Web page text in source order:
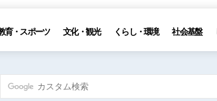
育・スポーツ 文化・観光 くらし・環境 社会基盤